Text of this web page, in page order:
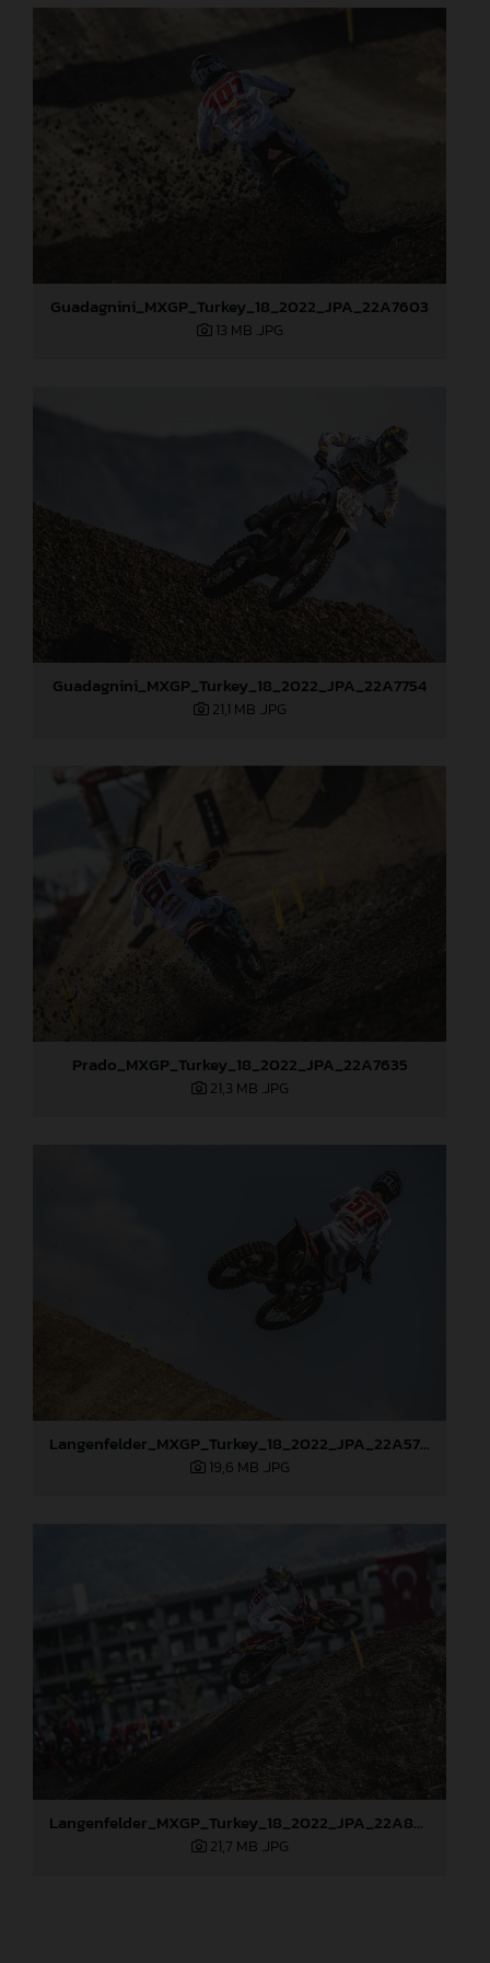
Guadagnini_MXGP_Turkey_18_2022_JPA_22A7603
13 MB .JPG
Guadagnini_MXGP_Turkey_18_2022_JPA_22A7754
21,1 MB .JPG
Prado_MXGP_Turkey_18_2022_JPA_22A7635
21,3 MB .JPG
Langenfelder_MXGP_Turkey_18_2022_JPA_22A5767
19,6 MB .JPG
Langenfelder_MXGP_Turkey_18_2022_JPA_22A8881
21,7 MB .JPG